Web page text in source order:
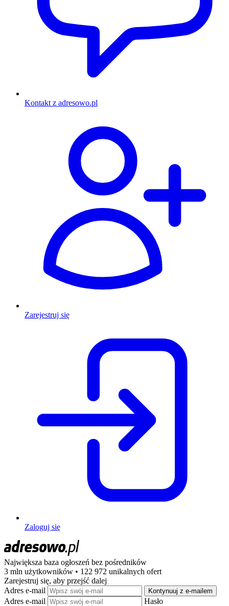
Kontakt z adresowo.pl
Zarejestruj się
Zaloguj się
Największa baza ogłoszeń bez pośredników
3 mln użytkowników • 122 972 unikalnych ofert
Zarejestruj się, aby przejść dalej
Adres e-mail
Kontynuuj z e-mailem
Adres e-mail Hasło